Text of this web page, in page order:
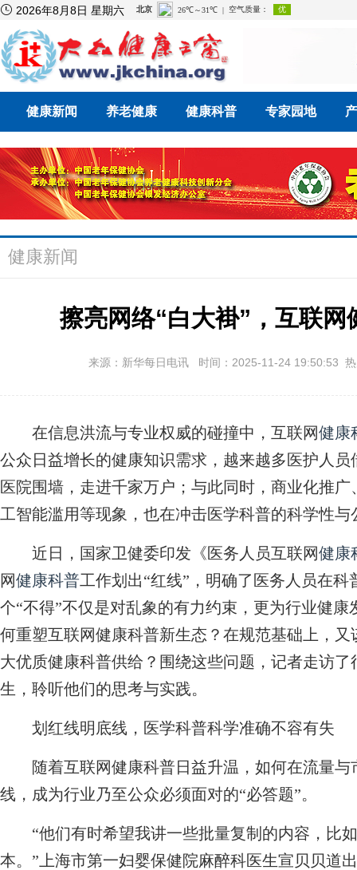
 2026年8月8日 星期六
健康新闻 养老健康 健康科普 专家园地
健康新闻
擦亮网络“白大褂”，互联
来源：新华每日电讯 时间：2025-11-24 19:50:53
在信息洪流与专业权威的碰撞中，互联网健康
公众日益增长的健康知识需求，越来越多医护人
医院围墙，走进千家万户；与此同时，商业化推
工智能滥用等现象，也在冲击医学科普的科学性与
近日，国家卫健委印发《医务人员互联网健康
网健康科普工作划出“红线”，明确了医务人员在
个“不得”不仅是对乱象的有力约束，更为行业健
何重塑互联网健康科普新生态？在规范基础上，
大优质健康科普供给？围绕这些问题，记者走访
生，聆听他们的思考与实践。
划红线明底线，医学科普科学准确不容有失
随着互联网健康科普日益升温，如何在流量与
线，成为行业乃至公众必须面对的“必答题”。
“他们有时希望我讲一些批量复制的内容，比如
本。”上海市第一妇婴保健院麻醉科医生宣贝贝道